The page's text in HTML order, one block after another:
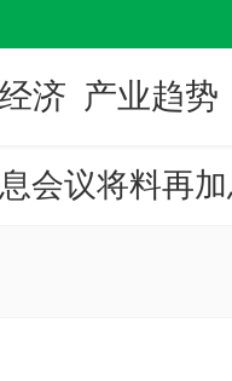
经济 产业趋势
会议将料再